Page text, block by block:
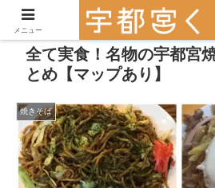
全て実食！名物の宇都宮
とめ【マップあり】
焼きそば
メニュー